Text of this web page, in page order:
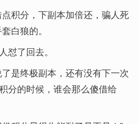
积分，下副本加倍还，骗人死
白狼的。
怼了回去。
是终极副本，还有没有下一次
分的时候，谁会那么傻借给